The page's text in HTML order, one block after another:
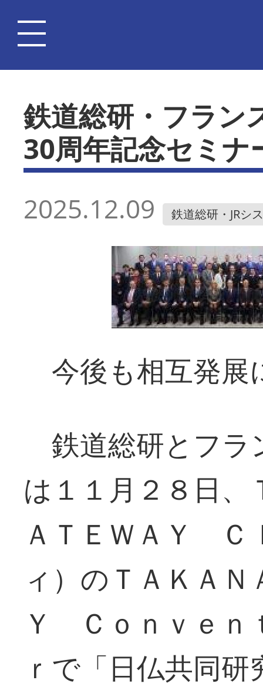
鉄道総研・フラ
30周年記念セミナ
2025.12.09 鉄道総研・JRシ
今後も相互発展
鉄道総研とフラ
は１１月２８日
ＡＴＥＷＡＹ Ｃ
ィ）のＴＡＫＡ
Ｙ Ｃｏｎｖｅｎ
ｒで「日仏共同